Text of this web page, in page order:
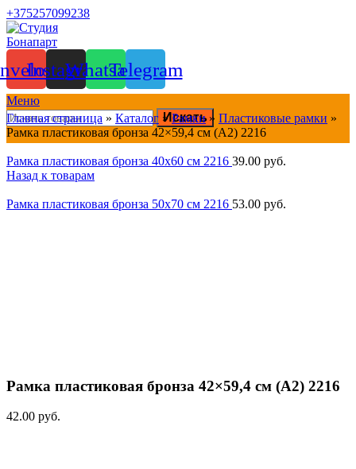
+375257099238
InstagramWhatsappTelegram
Меню
Искать
Главная страница » Каталог »Рамки» Пластиковые рамки »
Рамка пластиковая бронза 42×59,4 см (A2) 2216
Рамка пластиковая бронза 40x60 см 2216 39.00 руб.
Назад к товарам
Рамка пластиковая бронза 50x70 см 2216 53.00 руб.
Рамка пластиковая бронза 42×59,4 см (A2) 2216
42.00 руб.